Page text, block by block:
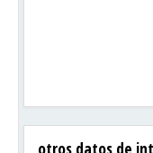
otros datos de